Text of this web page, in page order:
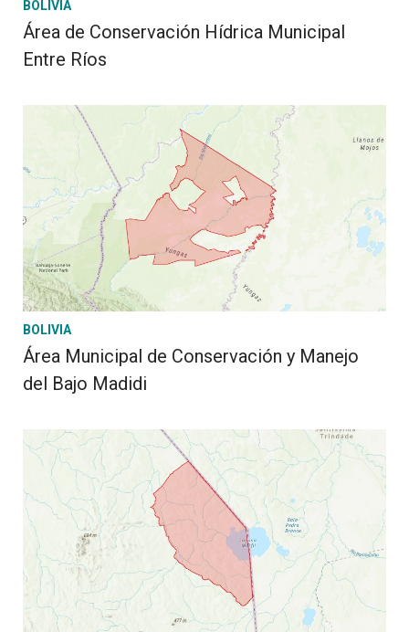
BOLIVIA
Área de Conservación Hídrica Municipal
Entre Ríos
BOLIVIA
Área Municipal de Conservación y Manejo
del Bajo Madidi